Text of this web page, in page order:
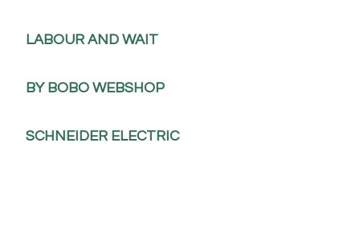
LABOUR AND WAIT
BY BOBO WEBSHOP
SCHNEIDER ELECTRIC